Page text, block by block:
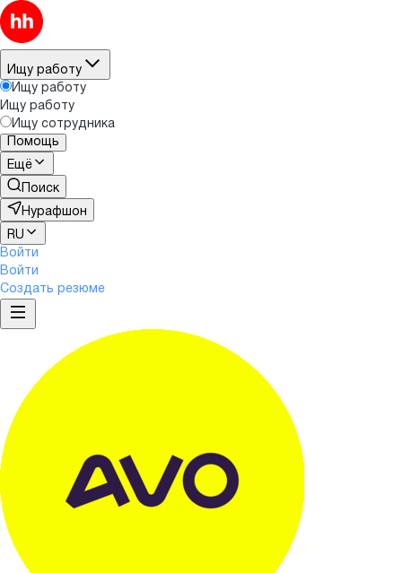
Ищу работу
Ищу работу
Ищу работу
Ищу сотрудника
Помощь
Ещё
Поиск
Нурафшон
RU
Войти
Войти
Создать резюме